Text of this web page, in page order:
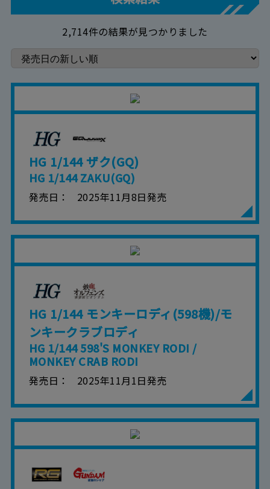
2,714件の結果が見つかりました
HG 1/144 ザク(GQ)
HG 1/144 ZAKU(GQ)
発売日 2025年11月8日発売
HG 1/144 モンキーロディ(598機)/モ
ンキークラブロディ
HG 1/144 598'S MONKEY RODI /
MONKEY CRAB RODI
発売日 2025年11月1日発売